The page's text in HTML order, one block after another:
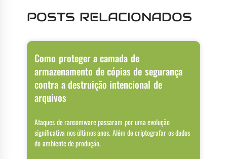
POSTS RELACIONADOS
Como proteger a camada de
armazenamento de cópias de segurança
contra a destruição intencional de
arquivos
Ataques de ransomware passaram por uma evolução
significativa nos últimos anos. Além de criptografar os dados
do ambiente de produção,